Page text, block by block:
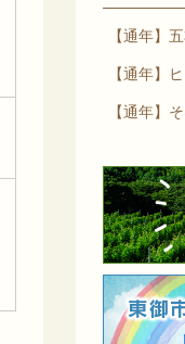
【通年】
【通年】
【通年】